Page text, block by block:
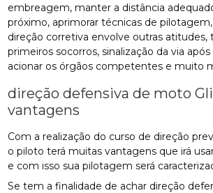
embreagem, manter a distância
próximo, aprimorar técnicas de
direção corretiva envolve outras atitudes,
primeiros socorros, sinalização da via
acionar os órgãos competentes e muito
direção defensiva de moto
vantagens
Com a realização do curso de direção
o piloto terá muitas vantagens que irá
e com isso sua pilotagem será
Se tem a finalidade de achar direção